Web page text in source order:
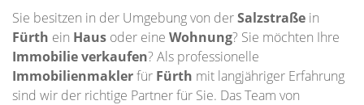
Sie besitzen in der Umgebung von derSalzstraße in
Fürth ein Haus oder eine Wohnung? Sie möchten Ihre
Immobilieverkaufen? Als professionelle
Immobilienmaklerfür Fürth mit langjähriger Erfahrung
sind wir der richtige Partner für Sie. Das Team von